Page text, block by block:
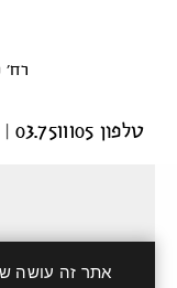
רח’ כינרת 5, בני
טלפון 03.7511105 |פקס